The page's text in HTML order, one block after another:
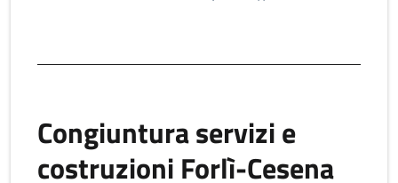
Congiuntura servizi e
costruzioni Forlì-Cesena